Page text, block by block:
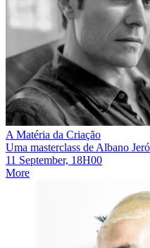
A Matéria da Criação
Uma masterclass de Albano
11 September, 18H00
More